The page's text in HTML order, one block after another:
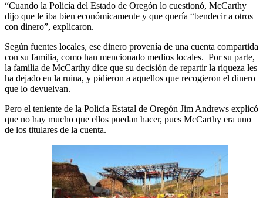
“Cuando la Policía del Estado de Oregón lo cuestionó, McCarthy
dijo que le iba bien económicamente y que quería “bendecir a otros
con dinero”, explicaron.
Según fuentes locales, ese dinero provenía de una cuenta compartida
con su familia, como han mencionado medios locales. Por su parte,
la familia de McCarthy dice que su decisión de repartir la riqueza les
ha dejado en la ruina, y pidieron a aquellos que recogieron el dinero
que lo devuelvan.
Pero el teniente de la Policía Estatal de Oregón Jim Andrews explicó
que no hay mucho que ellos puedan hacer, pues McCarthy era uno
de los titulares de la cuenta.